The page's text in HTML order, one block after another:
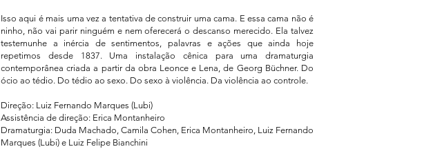
Isso aqui é mais uma vez a tentativa de construir uma cama. E essa cama não é
ninho, não vai parir ninguém e nem oferecerá o descanso merecido. Ela talvez
testemunhe a inércia de sentimentos, palavras e ações que ainda hoje
repetimos desde 1837. Uma instalação cênica para uma dramaturgia
contemporânea criada a partir da obra Leonce e Lena, de Georg Büchner. Do
ócio ao tédio. Do tédio ao sexo. Do sexo à violência. Da violência ao controle.
Direção: Luiz Fernando Marques (Lubi)
Assistência de direção: Erica Montanheiro
Dramaturgia: Duda Machado, Camila Cohen, Erica Montanheiro, Luiz Fernando
Marques (Lubi) e Luiz Felipe Bianchini